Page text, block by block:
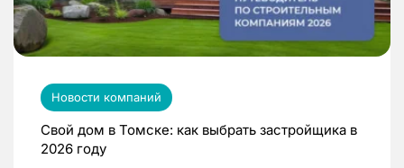
Новости компаний
Свой дом в Томске: как выбрать застройщика в
2026 году